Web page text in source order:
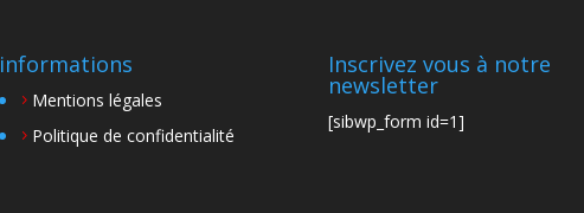
informations
Mentions légales
Politique de confidentialité
Inscrivez vous à notre
newsletter
[sibwp_form id=1]